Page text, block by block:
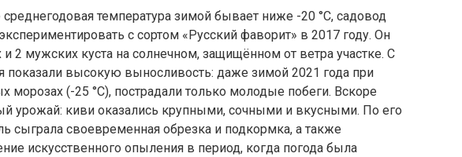
температура зимой бывает ниже -20 °C, садовод
с сортом «Русский фаворит» в 2017 году. Он
2 мужских куста на солнечном, защищённом от ветра участке. С
показали высокую выносливость: даже зимой 2021 года при
морозах (-25 °C), пострадали только молодые побеги. Вскоре
урожай: киви оказались крупными, сочными и вкусными. По его
сыграла своевременная обрезка и подкормка, а также
искусственного опыления в период, когда погода была